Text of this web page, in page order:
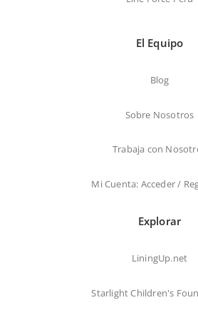
El Equipo
Blog
Sobre Nosotros
Trabaja con
Mi Cuenta: Acceder /
Explorar
LiningUp.net
Starlight Children's